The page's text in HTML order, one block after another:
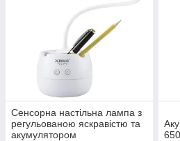
Сенсорна настільна лампа з
регульованою яскравістю та
акумулятором